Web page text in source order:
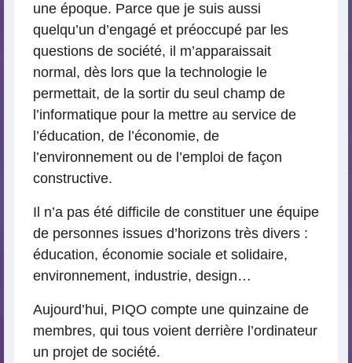
une époque. Parce que je suis aussi
quelqu’un d’engagé et préoccupé par les
questions de société, il m’apparaissait
normal, dès lors que la technologie le
permettait, de la sortir du seul champ de
l’informatique pour la mettre au service de
l’éducation, de l’économie, de
l’environnement ou de l’emploi de façon
constructive.
Il n’a pas été difficile de constituer une équipe
de personnes issues d’horizons très divers :
éducation, économie sociale et solidaire,
environnement, industrie, design…
Aujourd’hui, PIQO compte une quinzaine de
membres, qui tous voient derrière l’ordinateur
un projet de société.